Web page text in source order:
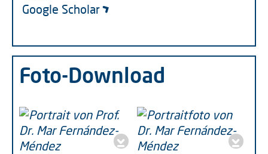
Google Scholar
Foto-Download